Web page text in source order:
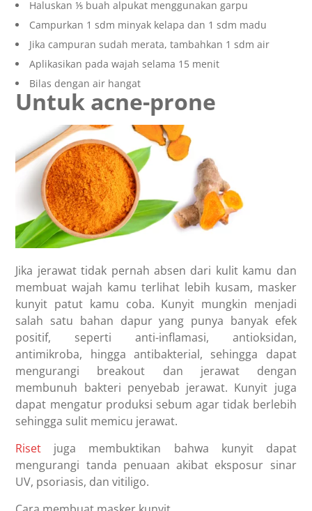
Haluskan ⅕ buah alpukat menggunakan garpu
Campurkan 1 sdm minyak kelapa dan 1 sdm madu
Jika campuran sudah merata, tambahkan 1 sdm air
Aplikasikan pada wajah selama 15 menit
Bilas dengan air hangat
Untuk acne-prone
Jika jerawat tidak pernah absen dari kulit kamu dan
membuat wajah kamu terlihat lebih kusam, masker
kunyit patut kamu coba. Kunyit mungkin menjadi
salah satu bahan dapur yang punya banyak efek
positif, seperti anti-inflamasi, antioksidan,
antimikroba, hingga antibakterial, sehingga dapat
mengurangi breakout dan jerawat dengan
membunuh bakteri penyebab jerawat. Kunyit juga
dapat mengatur produksi sebum agar tidak berlebih
sehingga sulit memicu jerawat.
Riset juga membuktikan bahwa kunyit dapat
mengurangi tanda penuaan akibat eksposur sinar
UV, psoriasis, dan vitiligo.